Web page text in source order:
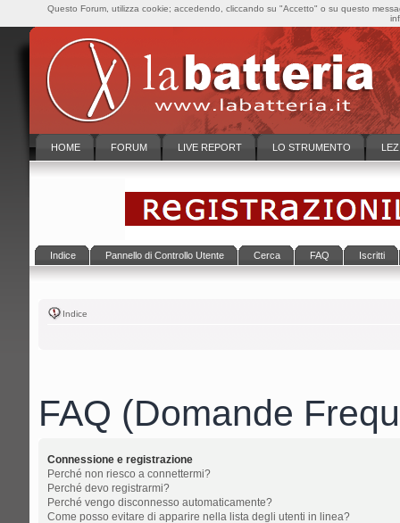
HOME FORUM LIVE REPORT LO STRUMENTO
Indice Pannello di Controllo Utente Cerca FAQ Iscritti
Indice
FAQ (Domande
Connessione e registrazione
Perché non riesco a connettermi?
Perché devo registrarmi?
Perché vengo disconnesso automaticamente?
Come posso evitare di apparire nella lista degli utenti in linea?
Questo Forum, utilizza cookie; accedendo, cliccando su "Accetto" o su questo